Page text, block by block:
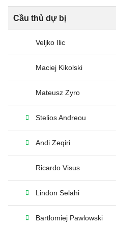
Cầu thủ dự bị
Veljko Ilic
Maciej Kikolski
Mateusz Zyro
Stelios Andreou
Andi Zeqiri
Ricardo Visus
Lindon Selahi
Bartlomiej Pawlowski